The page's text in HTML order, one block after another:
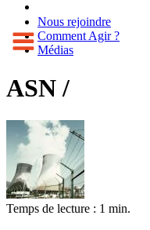
Nous rejoindre
Comment Agir ?
Médias
ASN /
Temps de lecture : 1 min.